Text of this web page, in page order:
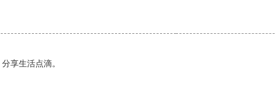
享生活点滴。